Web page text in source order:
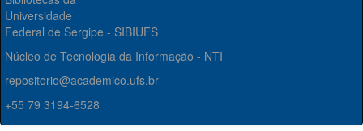
Universidade
Federal de Sergipe - SIBIUFS
Núcleo de Tecnologia da Informação - NTI
repositorio@academico.ufs.br
+55 79 3194-6528